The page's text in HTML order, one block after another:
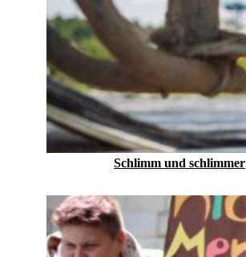
Schlimm und schlimmer